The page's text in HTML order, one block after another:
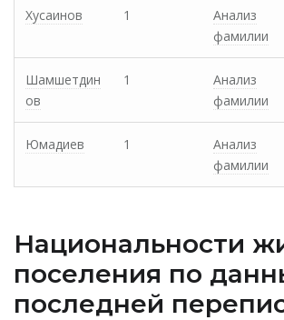
Хусаинов 1
Анализ
фамилии
Шамшетдин
ов
1
Анализ
фамилии
Юмадиев 1
Анализ
фамилии
Национальности
поселения по
последней